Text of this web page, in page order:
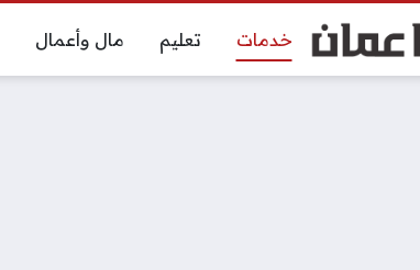
خدمات تعليم مال وأعمال